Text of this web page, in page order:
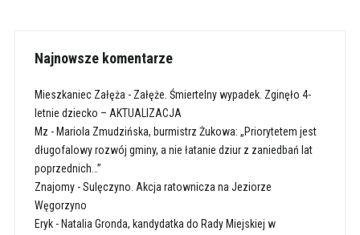
Najnowsze komentarze
Mieszkaniec Załęża- Załęże. Śmiertelny wypadek. Zginęło 4-
letnie dziecko – AKTUALIZACJA
Mz - Mariola Zmudzińska, burmistrz Żukowa: „Priorytetem jest
długofalowy rozwój gminy, a nie łatanie dziur z zaniedbań lat
poprzednich…”
Znajomy-Sulęczyno. Akcja ratownicza na Jeziorze
Węgorzyno
Eryk- Natalia Gronda, kandydatka do Rady Miejskiej w